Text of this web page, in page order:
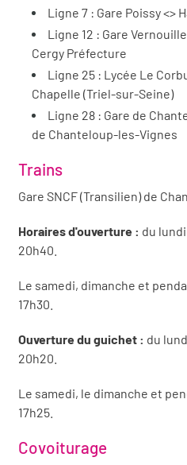
Ligne 7 : Gare Poissy <>
Ligne 12 : Gare
Cergy Préfecture
Ligne 25 : Lycée Le
Chapelle (Triel-sur-Seine)
Ligne 28 : Gare de
de Chanteloup-les-Vignes
Trains
Gare SNCF (Transilien) de
Horaires d'ouverture : du
20h40.
Le samedi, dimanche et
17h30.
Ouverture du guichet : du
20h20.
Le samedi, le dimanche et
17h25.
Covoiturage